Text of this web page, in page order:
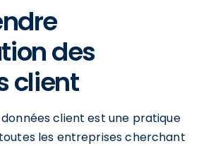
des
client
client est une pratique
les entreprises cherchant